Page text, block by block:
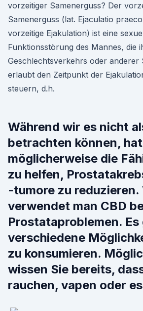
vorzeitiger Samenerguss? Der
Samenerguss (lat. Ejaculatio
vorzeitige Ejakulation) ist eine
Funktionsstörung des Mannes, die
Geschlechtsverkehrs oder anderer
erlaubt den Zeitpunkt der
steuern, d.h.
Während wir es nicht
betrachten können,
möglicherweise die
zu helfen,
-tumore zu reduzieren.
verwendet man CBD
Prostataproblemen.
verschiedene
zu konsumieren.
wissen Sie bereits,
rauchen, vapen oder